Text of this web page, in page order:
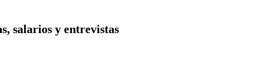
salarios y entrevistas